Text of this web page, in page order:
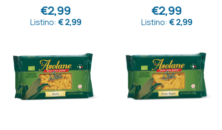
€2,99
Listino: € 2,99
€2,99
Listino: € 2,99